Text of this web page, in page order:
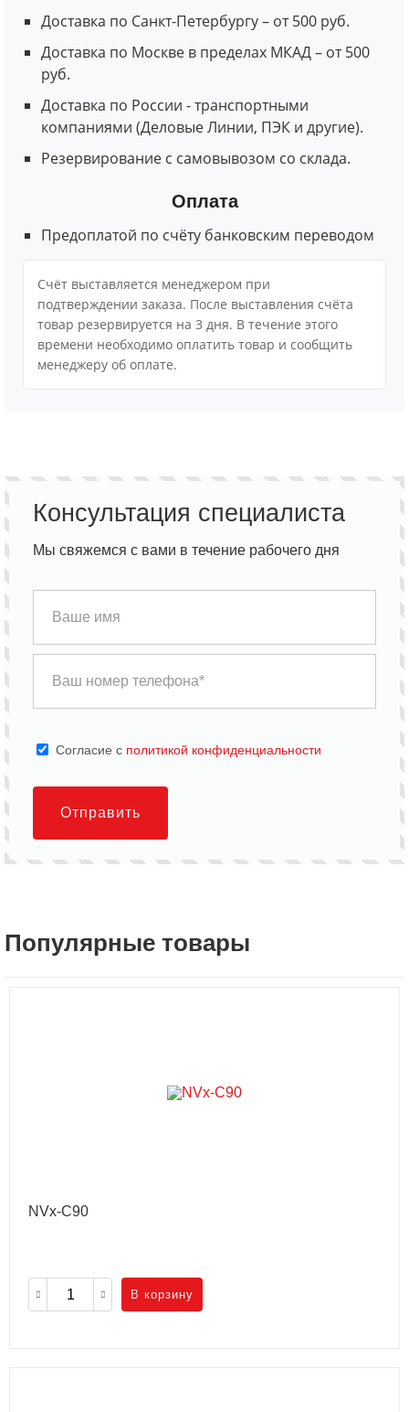
Доставка по Санкт-Петербургу – от 500 руб.
Доставка по Москве в пределах МКАД – от 500
руб.
Доставка по России - транспортными
компаниями (Деловые Линии, ПЭК и другие).
Резервирование с самовывозом со склада.
Оплата
Предоплатой по счёту банковским переводом
Cчёт выставляется менеджером при
подтверждении заказа. После выставления счёта
товар резервируется на 3 дня. В течение этого
времени необходимо оплатить товар и сообщить
менеджеру об оплате.
Консультация специалиста
Мы свяжемся с вами в течение рабочего дня
Cогласие с политикой конфиденциальности
Отправить
Популярные товары
NVx-C90
В корзину